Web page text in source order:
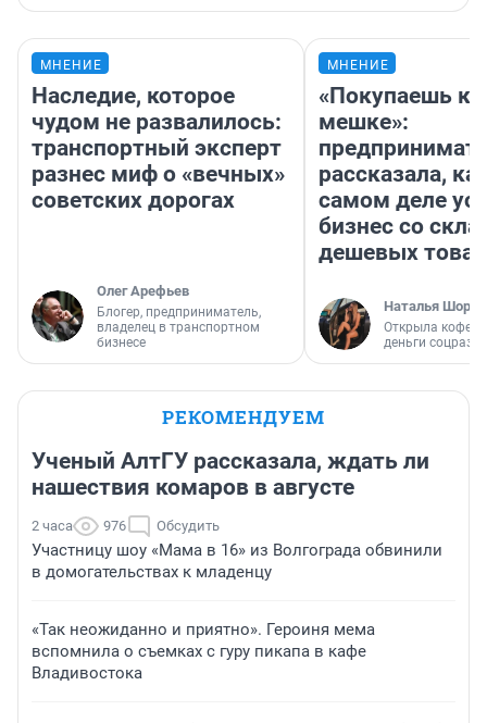
МНЕНИЕ
Наследие, которое
чудом не развалилось:
транспортный эксперт
разнес миф о «вечных»
советских дорогах
Олег Арефьев
Блогер, предприниматель,
владелец в транспортном
бизнесе
МНЕНИЕ
«Покупаешь
мешке»:
рассказала,
самом деле
бизнес со
дешевых
Наталья
Открыла
деньги
РЕКОМЕНДУЕМ
Ученый АлтГУ рассказала, ждать ли
нашествия комаров в августе
2 часа 976 Обсудить
Участницу шоу «Мама в 16» из Волгограда обвинили
в домогательствах к младенцу
«Так неожиданно и приятно». Героиня мема
вспомнила о съемках с гуру пикапа в кафе
Владивостока